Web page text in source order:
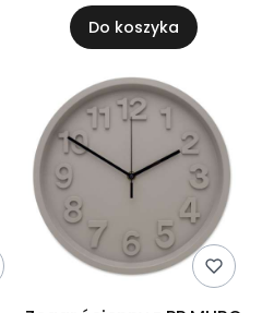
Do koszyka